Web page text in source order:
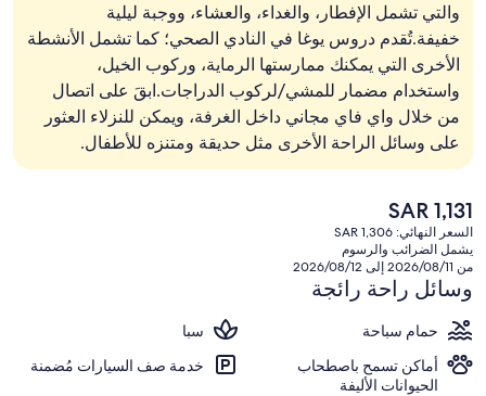
والتي تشمل الإفطار، والغداء، والعشاء، ووجبة ليلية
خفيفة.تُقدم دروس يوغا في النادي الصحي؛ كما تشمل الأنشطة
الأخرى التي يمكنك ممارستها الرماية، وركوب الخيل،
واستخدام مضمار للمشي/لركوب الدراجات.ابقَ على اتصال
من خلال واي فاي مجاني داخل الغرفة، ويمكن للنزلاء العثور
على وسائل الراحة الأخرى مثل حديقة ومتنزه للأطفال.
السعر
الحالي
هو
SAR
1,131
SAR 1,131
السعر النهائي: SAR 1,306
يشمل الضرائب والرسوم
من 2026/08/11 إلى 2026/08/12
وسائل راحة رائجة
حمام سباحة
سبا
أماكن تسمح باصطحاب
الحيوانات الأليفة
خدمة صف السيارات مُضمنة